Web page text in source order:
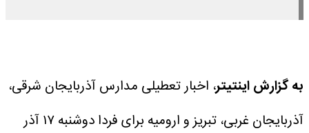
به گزارش اینتیتر، اخبار تعطیلی مدارس آذربایجان شرقی،
آذربایجان غربی، تبریز و ارومیه برای فردا دوشنبه ۱۷ آذر